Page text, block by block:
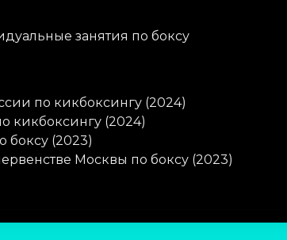
занятия по боксу
по кикбоксингу (2024)
кикбоксингу (2024)
боксу (2023)
Москвы по боксу (2023)